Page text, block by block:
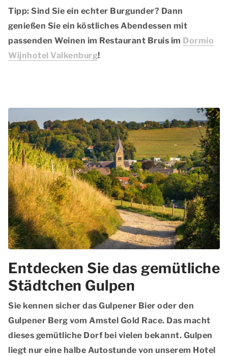
Tipp: Sind Sie ein echter Burgunder? Dann
genießen Sie ein köstliches Abendessen mit
passenden Weinen im Restaurant Bruis im Dormio
Wijnhotel Valkenburg!
Entdecken Sie das gemütliche
Städtchen Gulpen
Sie kennen sicher das Gulpener Bier oder den
Gulpener Berg vom Amstel Gold Race. Das macht
dieses gemütliche Dorf bei vielen bekannt. Gulpen
liegt nur eine halbe Autostunde von unserem Hotel